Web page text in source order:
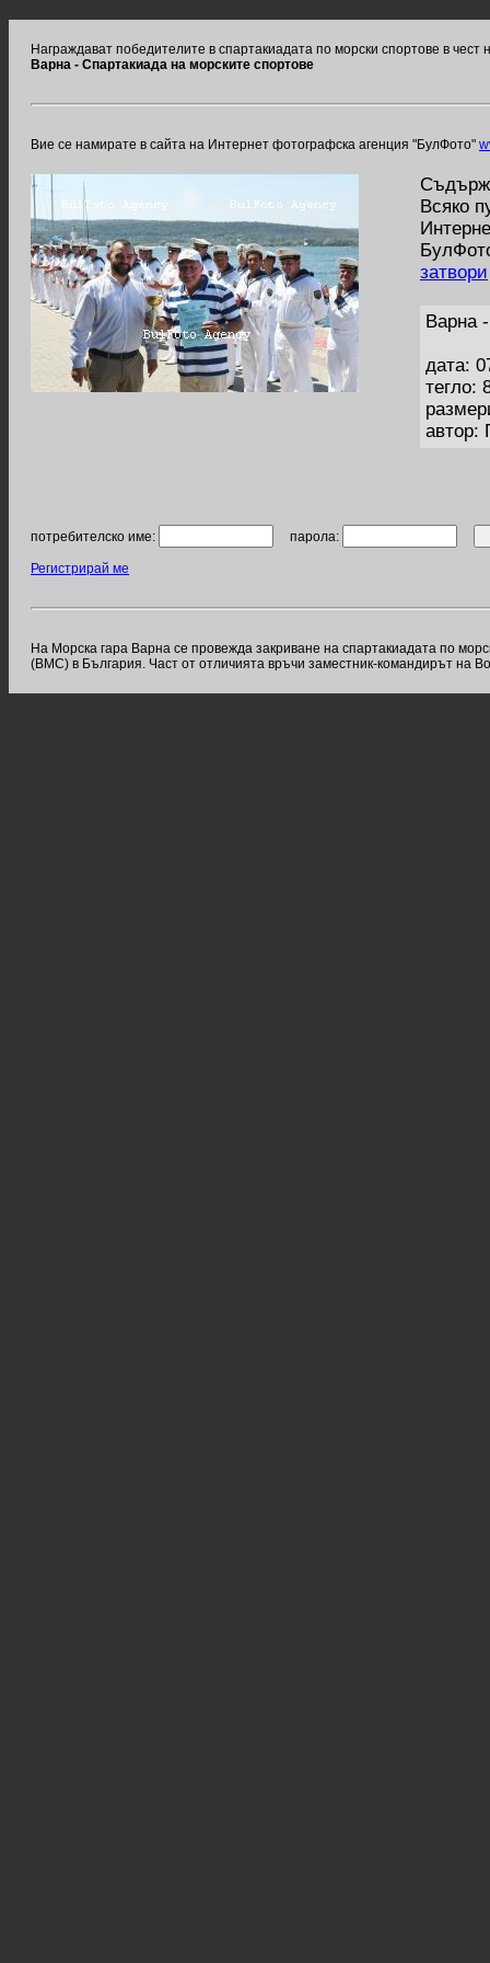
Награждават победителите в спартакиадата по морски спортове в
Варна - Спартакиада на морските спортове
Вие се намирате в сайта на Интернет фотографска агенция "БулФото"
Всяко
затвори
Варна
дата:
тегло:
автор:
потребителско име: парола:
Регистрирай ме
На Морска гара Варна се провежда закриване на спартакиадата по
(ВМС) в България. Част от отличията връчи заместник-командирът на